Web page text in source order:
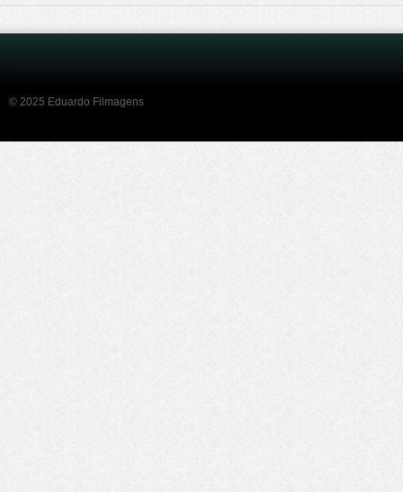
© 2025 Eduardo Filmagens